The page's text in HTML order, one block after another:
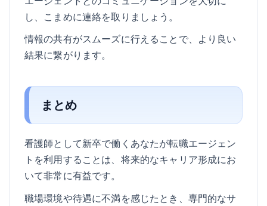
し、こまめに連絡を取りましょう。
情報の共有がスムーズに行えることで、より良い
結果に繋がります。
まとめ
看護師として新卒で働くあなたが転職エージェン
トを利用することは、将来的なキャリア形成にお
いて非常に有益です。
職場環境や待遇に不満を感じたとき、専門的なサ